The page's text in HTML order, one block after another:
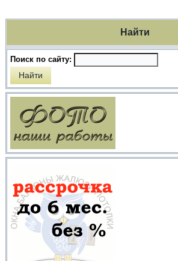
Найти
Поиск по сайту: